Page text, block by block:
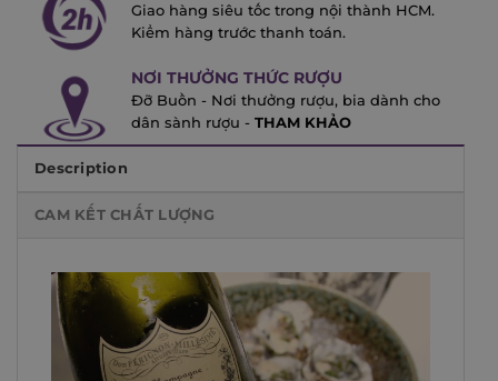
Giao hàng siêu tốc trong nội thành HCM.
Kiểm hàng trước thanh toán.
NƠI THƯỞNG THỨC RƯỢU
Đỡ Buồn - Nơi thưởng rượu, bia dành cho
dân sành rượu - THAM KHẢO
Description
CAM KẾT CHẤT LƯỢNG